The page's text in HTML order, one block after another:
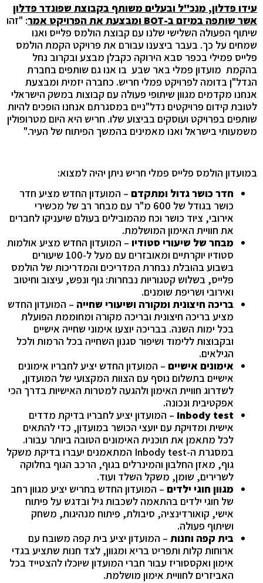
עידו פדלון, מנכ"ל ובעלים משותף בקבוצת שפונדר פדלון
אשר שותפה במיזם ב-BOT ומבצעת את הפרויקט אמר: "זהו
שיתוף הפעולה השלישי שלנו עם קבוצת הולמס פלייס ואנו
שמחים על כך. בעבר ביצענו עבורם את פרויקט הקמת הולמס
פלייס פמילי בכפר סבא הירוקה כקבלן מבצע ובקרוב נחל
בהקמת מועדון פמלי באר שבע בו אנו גם שותפים בחברת
הנדל"ן בדומה לפרויקט פמלי חריש. כחברה יזמית ומבצעת
אנחנו מקדמים מגוון שיתופי פעולה עם קבוצות במשק הישראלי
לטובת קידום פרויקטים נדל"ניים במסגרתם אנחנו הופכים להיות
שותפים בפרויקט ועוסקים בביצוע שלו. חריש היא היום מטרופולין
משמעותי בישראל ואנו מאמינים בהמשך הפיתוח של העיר."
במועדון הולמס פלייס פמלי חריש ניתן יהיה למצוא:
חדר כושר גדול ומתקדם – המועדון החדש מציע חדר
כושר בגודל של 600 מ"ר עם מבחר רב של מכשירי
אירובי, ציוד כושר וכח מהמובילים בעולם שיעניקו לחברים
את חוויית האימון המושלמת.
מבחר של שיעורי סטודיו – המועדון החדש מציע אולמות
סטודיו יוקרתיים ומאובזרים עם מעל ל-100 שיעורים
בשבוע בהובלת נבחרת המדריכים והמדריכות של הולמס
פלייס, בשלוש קטגוריות נבחרות: גוף ונפש, עיצוב וחיטוב
ואירובי ושריפת שומנים.
בריכה חיצונית ומקורה ושיעורי שחייה – המועדון החדש
מציע בריכה חיצונית ובריכה מקורה ומחוממת הפועלת
בכל ימות השנה. בבריכה יוצעו אימוני שחייה אישיים
ובקבוצות ללימוד ושיפור סגנון השחייה בכל הרמות ולכל
הגילאים.
אימונים אישיים – המועדון החדש יציע לחבריו אימונים
אישיים בתשלום נוסף עם הצוות המקצועי של המועדון,
לשדרוג חוויית האימון ולהגעה למטרות האישיות בדרך הכי
אפקטיבית ונכונה.
Inbody test – המועדון יציע לחבריו בדיקת מדדים
אישית ומדויקת עם יועצי הכושר במועדון, כדי להתאים
לכל מתאמן את תוכנית האימונים הטובה ביותר עבורו.
במסגרת ה-Inbody test המתאמנים יעברו בדיקת משקל
גוף, מאזן החלבון והמינרלים בגוף, הרכב הגוף בחלוקה
לשרירים, שומן, משקל השלד ועוד.
מגוון חוגי ילדים – המועדון החדש בחריש יציע מגוון רחב
של חוגי ילדים בהתאמה לשכבות גיל ובדגש על פיתוח
אישי, קואורדינציה, סיבולת, פיתוח מנהיגות, משחק
ושיתוף פעולה.
בית קפה וחנות – המועדון יציע בית קפה משובח עם
ארוחות קלות ותפריט בריא ומגוון, לצד חנות שתציע בגדי
אימון ואקססוריז עבור חברי המועדון שיוכלו להצטייד בכל
האביזרים לחוויית אימון מושלמת.